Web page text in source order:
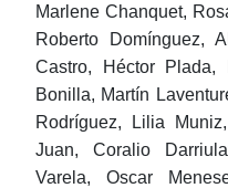
Marlene Chanquet,
Roberto Domínguez,
Castro, Héctor Plada,
Bonilla, Martín
Rodríguez, Lilia
Juan, Coralio
Varela, Oscar